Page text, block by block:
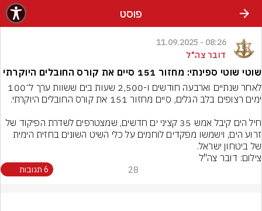
פוסט
08:26 - 11.09.2025
דובר צה"ל
שוטי שוטי ספינתי: מחזור 151 סיים את קורס החובלים היוקרתי
של ביטחון ישראל.
צילום: דובר צה"ל
28 6 תגובות